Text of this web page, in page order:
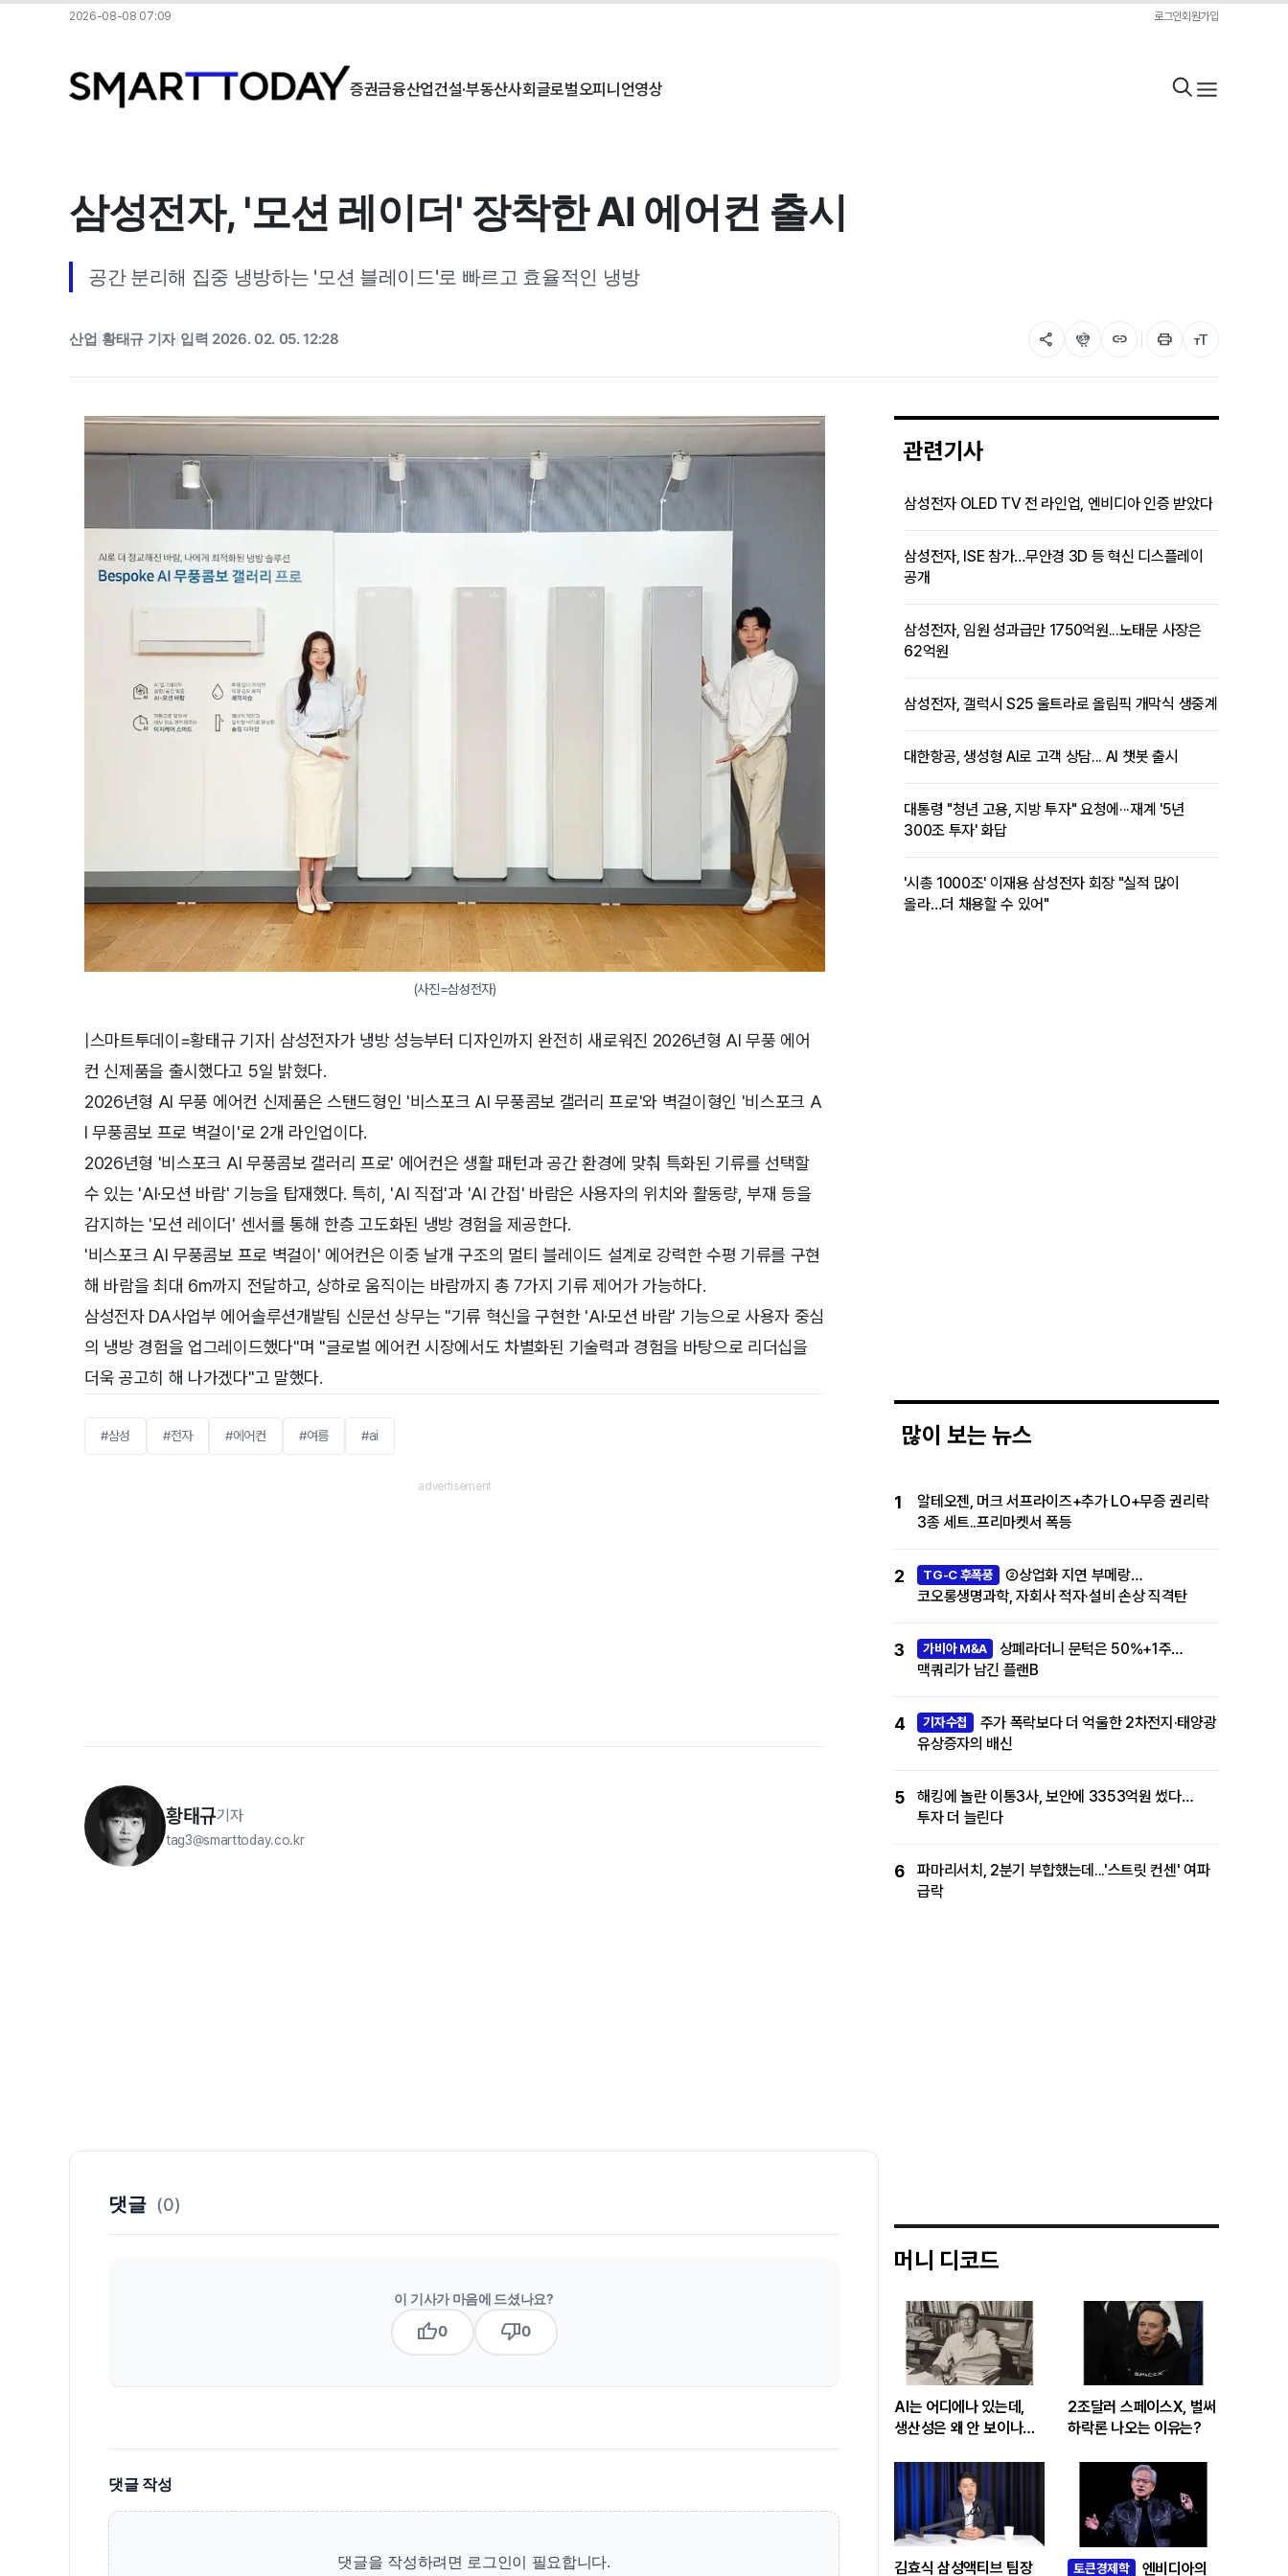
2026-08-08 07:09 로그인회원가입
증권금융산업건설·부동산사회글로벌오피니언영상
삼성전자, '모션 레이더' 장착한 AI 에어컨 출시
공간 분리해 집중 냉방하는 '모션 블레이드'로 빠르고 효율적인 냉방
산업 황태규 기자| 입력 2026. 02. 05. 12:28 share flutter_dash link print format_size
(사진=삼성전자)
|스마트투데이=황태규 기자| 삼성전자가 냉방 성능부터 디자인까지 완전히 새로워진 2026년형 AI 무풍 에어
컨 신제품을 출시했다고 5일 밝혔다.
2026년형 AI 무풍 에어컨 신제품은 스탠드형인 '비스포크 AI 무풍콤보 갤러리 프로'와 벽걸이형인 '비스포크 A
I 무풍콤보 프로 벽걸이'로 2개 라인업이다.
2026년형 '비스포크 AI 무풍콤보 갤러리 프로' 에어컨은 생활 패턴과 공간 환경에 맞춰 특화된 기류를 선택할
수 있는 'AI·모션 바람' 기능을 탑재했다. 특히, 'AI 직접'과 'AI 간접' 바람은 사용자의 위치와 활동량, 부재 등을
감지하는 '모션 레이더' 센서를 통해 한층 고도화된 냉방 경험을 제공한다.
'비스포크 AI 무풍콤보 프로 벽걸이' 에어컨은 이중 날개 구조의 멀티 블레이드 설계로 강력한 수평 기류를 구현
해 바람을 최대 6m까지 전달하고, 상하로 움직이는 바람까지 총 7가지 기류 제어가 가능하다.
삼성전자 DA사업부 에어솔루션개발팀 신문선 상무는 "기류 혁신을 구현한 'AI·모션 바람' 기능으로 사용자 중심
의 냉방 경험을 업그레이드했다"며 "글로벌 에어컨 시장에서도 차별화된 기술력과 경험을 바탕으로 리더십을
더욱 공고히 해 나가겠다"고 말했다.
#삼성 #전자 #에어컨 #여름 #ai
황태규기자
tag3@smarttoday.co.kr
관련기사
삼성전자 OLED TV 전 라인업, 엔비디아 인증 받았다
삼성전자, ISE 참가…무안경 3D 등 혁신 디스플레이
공개
삼성전자, 임원 성과급만 1750억원...노태문 사장은
62억원
삼성전자, 갤럭시 S25 울트라로 올림픽 개막식 생중계
대한항공, 생성형 AI로 고객 상담... AI 챗봇 출시
대통령 "청년 고용, 지방 투자" 요청에···재계 '5년
300조 투자' 화답
'시총 1000조' 이재용 삼성전자 회장 "실적 많이
올라…더 채용할 수 있어"
많이 보는 뉴스
1
알테오젠, 머크 서프라이즈+추가 LO+무증 권리락
3종 세트..프리마켓서 폭등
2 TG-C 후폭풍
②상업화 지연 부메랑…
코오롱생명과학, 자회사 적자·설비 손상 직격탄
3 가비아 M&A
상폐라더니 문턱은 50%+1주…
맥쿼리가 남긴 플랜B
4 기자수첩
주가 폭락보다 더 억울한 2차전지·태양광
유상증자의 배신
5
해킹에 놀란 이통3사, 보안에 3353억원 썼다…
투자 더 늘린다
6
파마리서치, 2분기 부합했는데...'스트릿 컨센' 여파
급락
머니 디코드
AI는 어디에나 있는데,
생산성은 왜 안 보이나…
‘솔로우 패러독스’
2조달러 스페이스X, 벌써
하락론 나오는 이유는?
김효식 삼성액티브 팀장
토큰경제학
엔비디아의
댓글 (0)
이 기사가 마음에 드셨나요?
thumb_up0 thumb_down0
댓글 작성
댓글을 작성하려면 로그인이 필요합니다.